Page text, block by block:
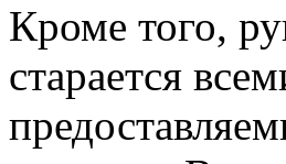
Кроме того,
старается